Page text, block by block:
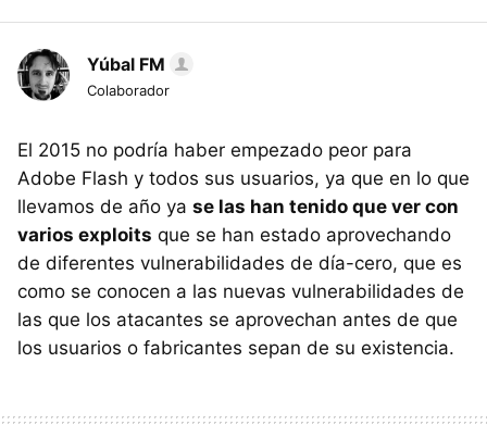
Yúbal FM
Colaborador
El 2015 no podría haber empezado peor para
Adobe Flash y todos sus usuarios, ya que en lo que
llevamos de año ya se las han tenido que ver con
varios exploits que se han estado aprovechando
de diferentes vulnerabilidades de día-cero, que es
como se conocen a las nuevas vulnerabilidades de
las que los atacantes se aprovechan antes de que
los usuarios o fabricantes sepan de su existencia.